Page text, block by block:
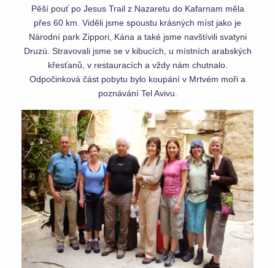
Pěší pouť po Jesus Trail z Nazaretu do Kafarnam měla
přes 60 km. Viděli jsme spoustu krásných míst jako je
Národní park Zippori, Kána a také jsme navštívili svatyni
Druzú. Stravovali jsme se v kibucích, u místních arabských
křesťanů, v restauracích a vždy nám chutnalo.
Odpočinková část pobytu bylo koupání v Mrtvém moři a
poznávání Tel Avivu.